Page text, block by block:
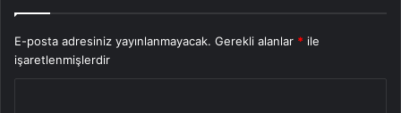
E-posta adresiniz yayınlanmayacak. Gerekli alanlar * ile
işaretlenmişlerdir